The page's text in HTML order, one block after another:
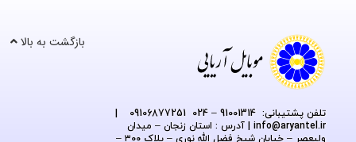
تلفن پشتیبانی: 91001314 – 024 09106877251
info@aryantel.ir
| آدرس : استان زنجان – میدان
ولیعصر – خیابان شیخ فضل الله نوری – پلاک ۳۰۰ –
بازگشت به بالا